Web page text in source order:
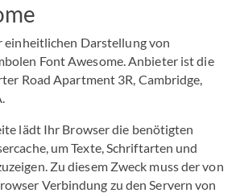
einheitlichen Darstellung von
Font Awesome. Anbieter ist die
Road Apartment 3R, Cambridge,
lädt Ihr Browser die benötigten
um Texte, Schriftarten und
Zu diesem Zweck muss der von
Verbindung zu den Servern von